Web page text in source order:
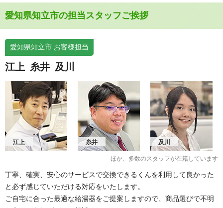
愛知県知立市の担当スタッフご挨拶
愛知県知立市 お客様担当
江上 糸井 及川
江上 糸井 及川
ほか、多数のスタッフが在籍しています
丁寧、確実、安心のサービスで交換できるくんを利用して良かった
と必ず感じていただける対応をいたします。
ご自宅に合った最適な給湯器をご提案しますので、商品選びで不明